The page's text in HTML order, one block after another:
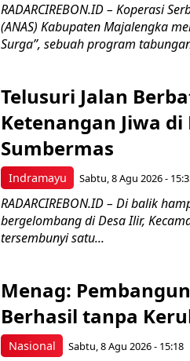
RADARCIREBON.ID – Koperasi
(ANAS) Kabupaten Majalengka
Surga”, sebuah program
Indramayu
Telusuri Jalan
Ketenangan Jiwa
Sumbermas
Sabtu, 8 Agu 2026 -
RADARCIREBON.ID – Di balik
bergelombang di Desa Ilir,
tersembunyi satu...
Nasional
Menag:
Berhasil tanpa
Sabtu, 8 Agu 2026 - 15:18